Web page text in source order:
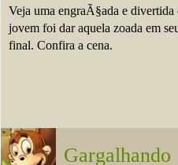
Veja uma engraÃ§ada e
jovem foi dar aquela zoada em
final. Confira a cena.
Gargalhando